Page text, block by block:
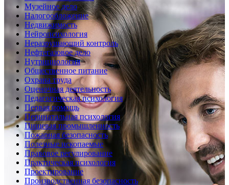
Музейное дело
Налогообложение
Недвижимость
Нейропсихология
Неразрушающий контроль
Нефтегазовое дело
Нутрициология
Общественное питание
Охрана труда
Оценочная деятельность
Педагогическая психология
Первая помощь
Перинатальная психология
Пищевая промышленность
Пожарная безопасность
Полезные ископаемые
Правовое регулирование
Практическая психология
Проектирование
Производственная безопасность